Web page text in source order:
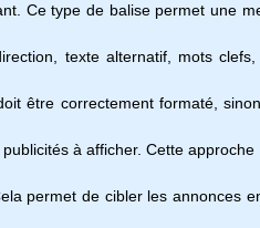
Ce type de balise permet une
texte alternatif, mots
être correctement formaté,
à afficher. Cette
permet de cibler les annonces